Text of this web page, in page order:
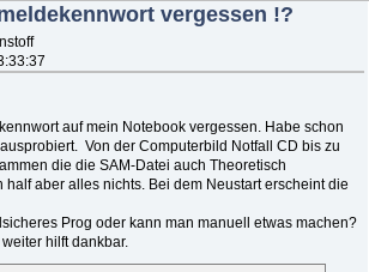
vergessen !?
auf mein Notebook vergessen. Habe schon
Von der Computerbild Notfall CD bis zu
die die SAM-Datei auch Theoretisch
half aber alles nichts. Bei dem Neustart erscheint die
Prog oder kann man manuell etwas machen?
hilft dankbar.